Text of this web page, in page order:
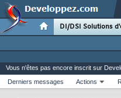
DI/DSI Solutions
Vous n'êtes pas encore inscrit sur
Derniers messages
Actions